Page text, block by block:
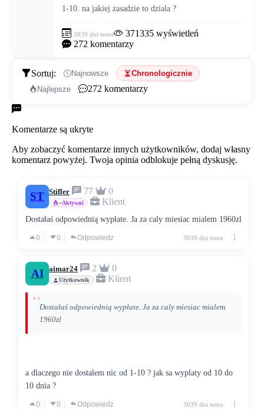
1-10. na jakiej zasadzie to dziala ?
3039 dni temu 371335 wyświetleń
272 komentarzy
Sortuj: Najnowsze
Chronologicznie
Najlepsze
272 komentarzy
Komentarze
Komentarze są ukryte
Aby zobaczyć komentarze innych użytkowników, dodaj własny
komentarz powyżej. Twoja opinia odblokuje pełną dyskusję.
ST Stifler 77 0
~Aktywni Klient
Dostałaś odpowiednią wypłate. Ja za caly miesiac mialem 1960zl
0 0 Odpowiedz 3039 dni temu
AI aimar24 2 0
Użytkownik Klient
Dostałaś odpowiednią wypłate. Ja za caly miesiac mialem
1960zl
a dlaczego nie dostalem nic od 1-10 ? jak sa wyplaty od 10 do
10 dnia ?
0 0 Odpowiedz 3039 dni temu